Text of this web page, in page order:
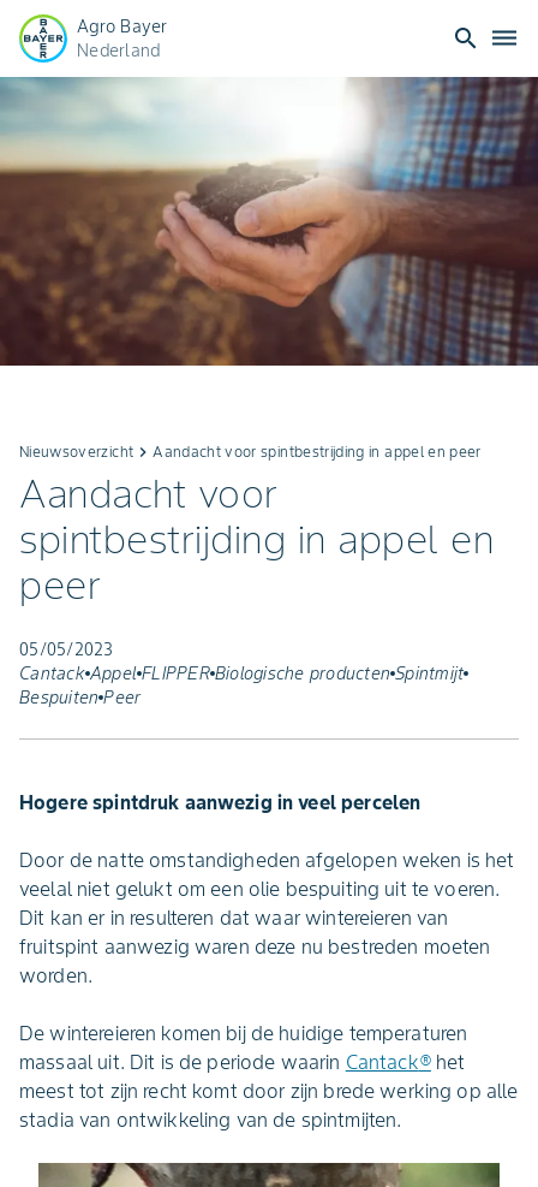
Agro Bayer
Nederland
search dehaze
Nieuwsoverzicht keyboard_arrow_rightAandacht voor spintbestrijding in appel en peer
Aandacht voor
spintbestrijding in appel en
peer
05/05/2023
Cantack Appel FLIPPER Biologische producten Spintmijt
Bespuiten Peer
Hogere spintdruk aanwezig in veel percelen
Door de natte omstandigheden afgelopen weken is het
veelal niet gelukt om een olie bespuiting uit te voeren.
Dit kan er in resulteren dat waar wintereieren van
fruitspint aanwezig waren deze nu bestreden moeten
worden.
De wintereieren komen bij de huidige temperaturen
massaal uit. Dit is de periode waarin Cantack®het
meest tot zijn recht komt door zijn brede werking op alle
stadia van ontwikkeling van de spintmijten.